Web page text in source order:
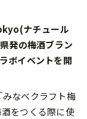
ナチュール
発の梅酒ブラン
ボイベントを開
なべクラフト梅
をつくる際に使